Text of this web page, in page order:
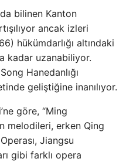
da bilinen Kanton
ancak izleri
hükümdarlığı altındaki
kadar uzanabiliyor.
Hanedanlığı
geliştiğine inanılıyor.
göre, “Ming
melodileri, erken Qing
Jiangsu
gibi farklı opera